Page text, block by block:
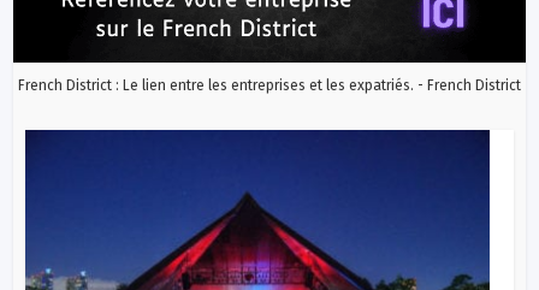
French District : Le lien entre les entreprises et les expatriés. - French District